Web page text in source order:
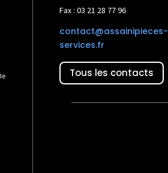
Fax : 03 21 28 77 96
contact@assainipieces-
services.fr
Tous les contacts